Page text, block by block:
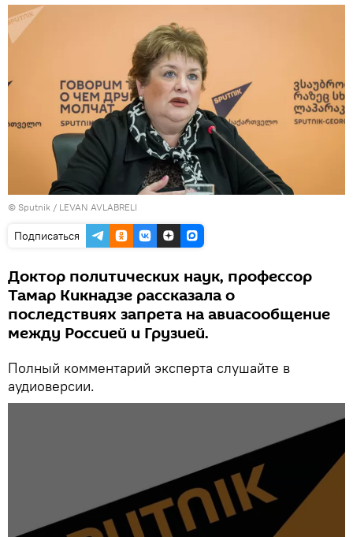
© Sputnik / LEVAN AVLABRELI
Подписаться
Доктор политических наук, профессор
Тамар Кикнадзе рассказала о
последствиях запрета на авиасообщение
между Россией и Грузией.
Полный комментарий эксперта слушайте в
аудиоверсии.